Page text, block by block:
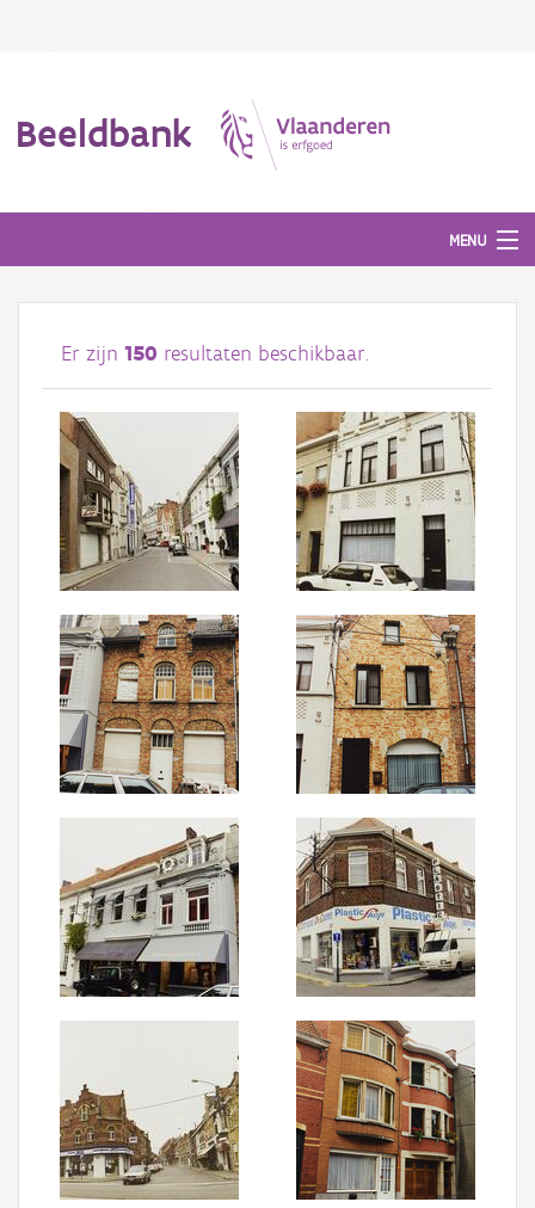
Beeldbank
MENU
Afbeeldingen
#BeeldIndeKijker
Hergebruik
Over ons
Aanmelden
Er zijn 150 resultaten beschikbaar.